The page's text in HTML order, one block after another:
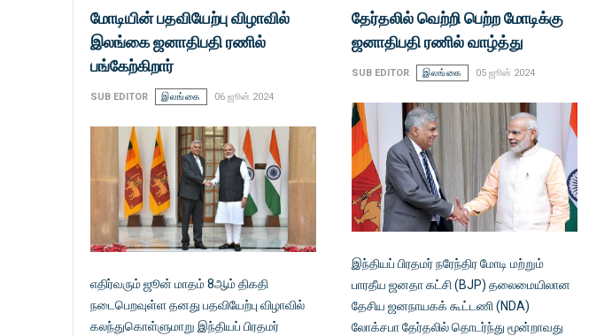
மோடியின் பதவியேற்பு விழாவில்
இலங்கை ஜனாதிபதி ரணில்
பங்கேற்கிறார்
SUB EDITOR இலங்கை 06 ஜூன் 2024
எதிர்வரும் ஜூன் மாதம் 8ஆம் திகதி
நடைபெறவுள்ள தனது பதவியேற்பு விழாவில்
கலந்துகொள்ளுமாறு இந்தியப் பிரதமர்
தேர்தலில் வெற்றி பெற்ற மோடிக்கு
ஜனாதிபதி ரணில் வாழ்த்து
SUB EDITOR இலங்கை 05 ஜூன் 2024
இந்தியப் பிரதமர் நரேந்திர மோடி மற்றும்
பாரதீய ஜனதா கட்சி (BJP) தலைமையிலான
தேசிய ஜனநாயகக் கூட்டணி (NDA)
லோக்சபா தேர்தலில் தொடர்ந்து மூன்றாவது